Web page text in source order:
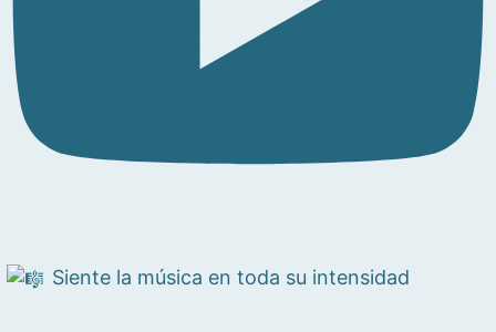
Siente la música en toda su intensidad